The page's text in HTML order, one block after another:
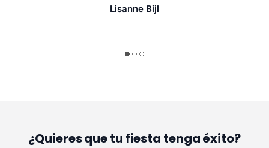
Lisanne Bijl
¿Quieres que tu fiesta tenga éxito?